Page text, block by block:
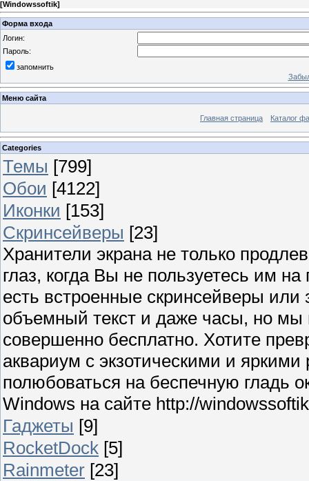
[Windowssoftik]
Форма входа
Логин:
Пароль:
запомнить
Меню сайта
Главная страница Каталог
Categories
Темы [799]
Обои [4122]
Иконки [153]
Скринсейверы [23]
Хранители экрана не только
глаз, когда Вы не пользуетесь им
есть встроенные скринсейверы или
объемный текст и даже часы, но мы
совершенно бесплатно. Хотите
аквариум с экзотическими и
полюбоваться на беспечную гладь
Windows на сайте http://
Гаджеты [9]
RocketDock [5]
Rainmeter [23]